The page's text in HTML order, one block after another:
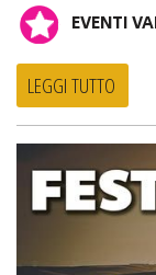
EVENTI
LEGGI TUTTO